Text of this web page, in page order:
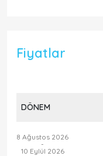
Fiyatlar
DÖNEM
8 Ağustos 2026
-
10 Eylül 2026